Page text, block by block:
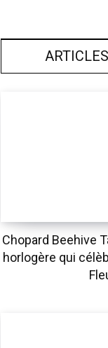
Chopard Beehive
horlogère qui